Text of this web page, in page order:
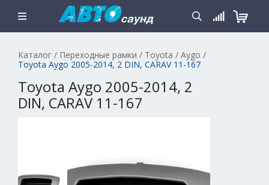
Каталог / Переходные рамки / Toyota / Aygo /
Toyota Aygo 2005-2014, 2 DIN, CARAV 11-167
Toyota Aygo 2005-2014, 2
DIN, CARAV 11-167